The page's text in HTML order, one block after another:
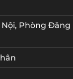
Nội, Phòng Đăng